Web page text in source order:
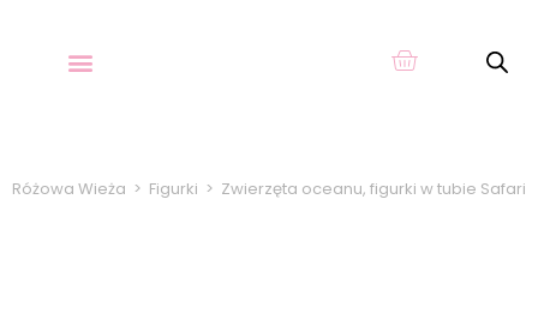
Różowa Wieża > Figurki > Zwierzęta oceanu, figurki w tubie Safari